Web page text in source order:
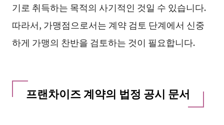
기로 취득하는 목적의 사기적인 것일 수 있습니다.
따라서, 가맹점으로서는 계약 검토 단계에서 신중
하게 가맹의 찬반을 검토하는 것이 필요합니다.
프랜차이즈 계약의 법정 공시 문서